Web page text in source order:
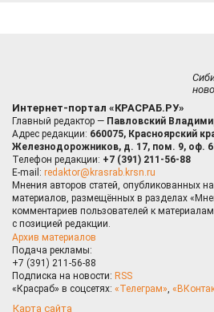
Интернет-портал «КРАСРАБ.РУ»
Главный редактор — Павловский
Адрес редакции: 660075, Красноярский
Железнодорожников, д. 17, пом. 9, оф.
Телефон редакции: +7 (391) 211-56-88
E-mail: redaktor@krasrab.krsn.ru
Мнения авторов статей, опубликованных
материалов, размещённых в разделах
комментариев пользователей к
с позицией редакции.
Архив материалов
Подача рекламы:
+7 (391) 211-56-88
Подписка на новости: RSS
«Красраб» в соцсетях: «Телеграм»,
Карта сайта